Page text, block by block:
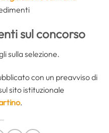
sul concorso
sulla selezione.
con un preavviso di
sito istituzionale
.